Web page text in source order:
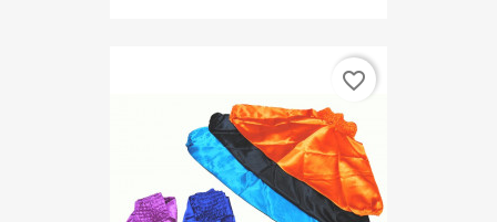
favorite_border